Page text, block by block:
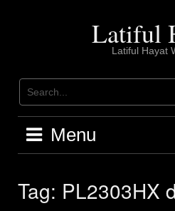
Latiful
Latiful Hayat
Menu
Tag: PL2303HX